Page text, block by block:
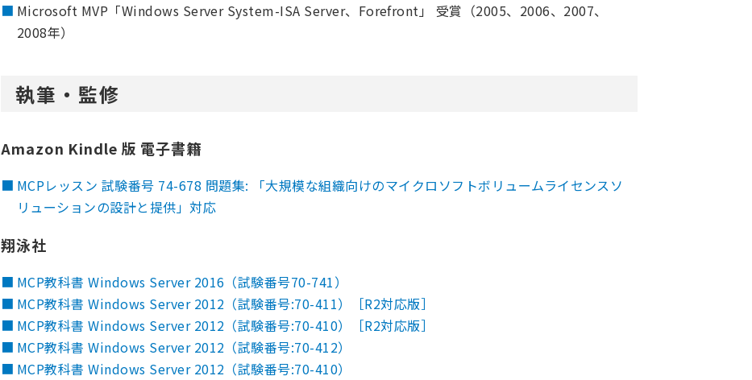
Microsoft MVP​「Windows Server System-ISA Server、Forefront」 受賞（2005、2006、2007、
2008年）
執筆・監修
Amazon Kindle 版 電子書籍
MCPレッスン 試験番号 74-678 問題集: 「大規模な組織向けのマイクロソフトボリュームライセンスソ
リューションの設計と提供」対応
翔泳社
MCP教科書 Windows Server 2016（試験番号70-741）
MCP教科書 Windows Server 2012（試験番号:70-411）［R2対応版］
MCP教科書 Windows Server 2012（試験番号:70-410）［R2対応版］
MCP教科書 Windows Server 2012（試験番号:70-412）
MCP教科書 Windows Server 2012（試験番号:70-410）